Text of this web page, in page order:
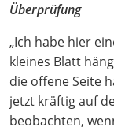
Überprüfung
„Ich habe hier
kleines Blatt
die offene Seite
jetzt kräftig auf
beobachten,